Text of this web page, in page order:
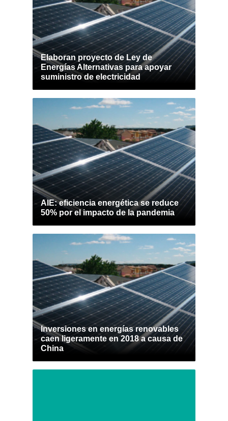
Elaboran proyecto de Ley de
Energías Alternativas para apoyar
suministro de electricidad
AIE: eficiencia energética se reduce
50% por el impacto de la pandemia
Inversiones en energías renovables
caen ligeramente en 2018 a causa de
China